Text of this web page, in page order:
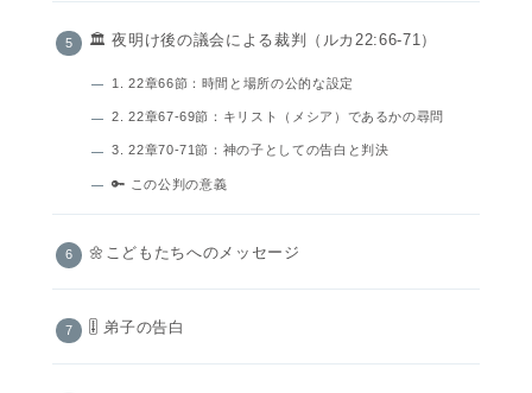
🏛️ 夜明け後の議会による裁判（ルカ22:66-71）
1. 22章66節：時間と場所の公的な設定
2. 22章67-69節：キリスト（メシア）であるかの尋問
3. 22章70-71節：神の子としての告白と判決
🔑 この公判の意義
🌼こどもたちへのメッセージ
🎚️ 弟子の告白